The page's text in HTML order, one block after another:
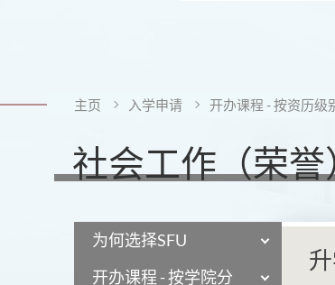
主页 入学申请 开办课程 - 按资历级
社会工作（荣
为何选择SFU
开办课程 - 按学院分